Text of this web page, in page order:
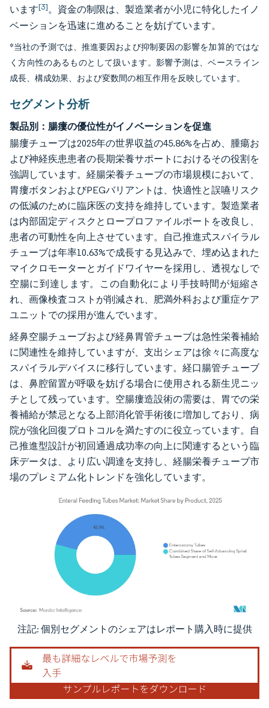
います[3]。資金の制限は、製造業者が小児に特化したイノ
ベーションを迅速に進めることを妨げています。
*当社の予測では、推進要因および抑制要因の影響を加算的ではな
く方向性のあるものとして扱います。影響予測は、ベースライン
成長、構成効果、および変数間の相互作用を反映しています。
セグメント分析
製品別：腸瘻の優位性がイノベーションを促進
腸瘻チューブは2025年の世界収益の45.86%を占め、腫瘍お
よび神経疾患患者の長期栄養サポートにおけるその役割を
強調しています。経腸栄養チューブの市場規模において、
胃瘻ボタンおよびPEGバリアントは、快適性と誤嚥リスク
の低減のために臨床医の支持を維持しています。製造業者
は内部固定ディスクとロープロファイルポートを改良し、
患者の可動性を向上させています。自己推進式スパイラル
チューブは年率10.63%で成長する見込みで、埋め込まれた
マイクロモーターとガイドワイヤーを採用し、透視なしで
空腸に到達します。この自動化により手技時間が短縮さ
れ、画像検査コストが削減され、肥満外科および重症ケア
ユニットでの採用が進んでいます。
経鼻空腸チューブおよび経鼻胃管チューブは急性栄養補給
に関連性を維持していますが、支出シェアは徐々に高度な
スパイラルデバイスに移行しています。経口腸管チューブ
は、鼻腔留置が呼吸を妨げる場合に使用される新生児ニッ
チとして残っています。空腸瘻造設術の需要は、胃での栄
養補給が禁忌となる上部消化管手術後に増加しており、病
院が強化回復プロトコルを満たすのに役立っています。自
己推進型設計が初回通過成功率の向上に関連するという臨
床データは、より広い調達を支持し、経腸栄養チューブ市
場のプレミアム化トレンドを強化しています。
画像 © Mordor Intelligence。再利用にはCC BY 4.0の表示が必要です。
注記: 個別セグメントのシェアはレポート購入時に提供